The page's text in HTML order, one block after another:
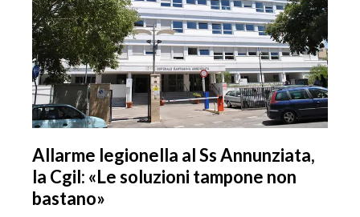
Allarme legionella al Ss Annunziata,
la Cgil: «Le soluzioni tampone non
bastano»